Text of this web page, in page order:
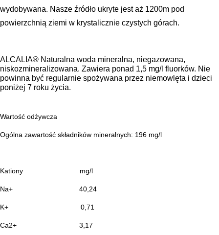
wydobywana. Nasze źródło ukryte jest aż 1200m pod
powierzchnią ziemi w krystalicznie czystych górach.
ALCALIA® Naturalna woda mineralna, niegazowana,
niskozmineralizowana. Zawiera ponad 1,5 mg/l fluorków. Nie
powinna być regularnie spożywana przez niemowlęta i dzieci
poniżej 7 roku życia.
Wartość odżywcza
Ogólna zawartość składników mineralnych: 196 mg/l
Kationy mg/l
Na+ 40,24
K+ 0,71
Ca2+ 3,17